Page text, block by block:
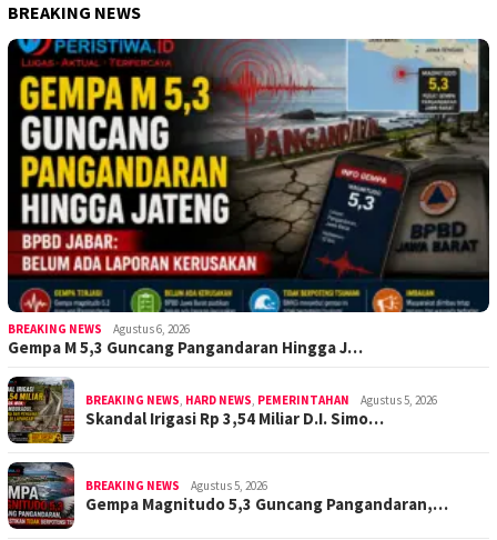
BREAKING NEWS
BREAKING NEWS Agustus 6, 2026
Gempa M 5,3 Guncang Pangandaran Hingga J…
BREAKING NEWS, HARD NEWS, PEMERINTAHAN Agustus 5, 2026
Skandal Irigasi Rp 3,54 Miliar D.I. Simo…
BREAKING NEWS Agustus 5, 2026
Gempa Magnitudo 5,3 Guncang Pangandaran,…